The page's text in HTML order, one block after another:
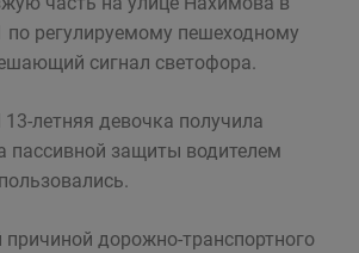
регулируемому пешеходному
сигнал светофора.
летняя девочка получила
пассивной защиты водителем
причиной дорожно-транспортного